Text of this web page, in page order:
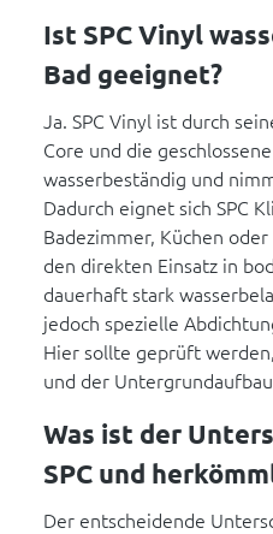
Ist SPC Vinyl
Bad geeignet?
Ja. SPC Vinyl ist durch
Core und die
wasserbeständig und
Dadurch eignet sich SPC
Badezimmer, Küchen
den direkten Einsatz in
dauerhaft stark
jedoch spezielle
Hier sollte geprüft
und der
Was ist der
SPC und
Der entscheidende